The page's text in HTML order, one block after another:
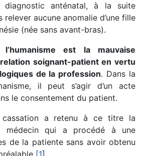
diagnostic anténatal, à la suite
relever aucune anomalie d’une fille
(née sans avant-bras).
est la mauvaise
soignant-patient en vertu
de la profession. Dans la
il peut s’agir d’un acte
le consentement du patient.
a retenu à ce titre la
médecin qui a procédé à une
de la patiente sans avoir obtenu